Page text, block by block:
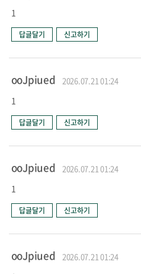
1
답글달기 신고하기
ooJpiued 2026.07.21 01:24
1
답글달기 신고하기
ooJpiued 2026.07.21 01:24
1
답글달기 신고하기
ooJpiued 2026.07.21 01:24